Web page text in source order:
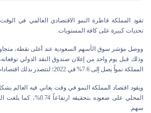
تقود المملكة قاطرة النمو الاقتصادي العالمي في الوقت
تحديات كبيرة على كافة المستويات.
وذلك قبل يوم واحد من إعلان صندوق النقد الدولي
المملكة نمواً يصل إلى 7.6% في 2022؛ لتتصدر بذلك اقتصادات دول منظمة العشرين G20.
ويقود اقتصاد المملكة النمو في وقت يعاني فيه العالم
سهم.